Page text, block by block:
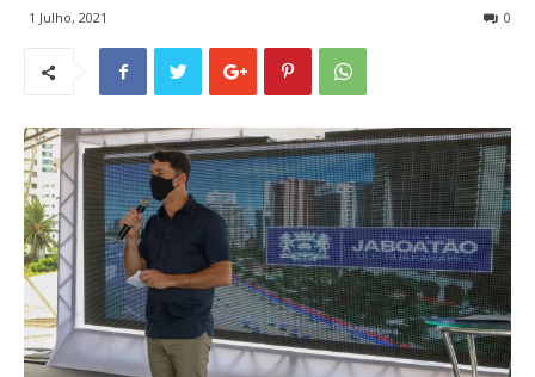
1 Julho, 2021 0